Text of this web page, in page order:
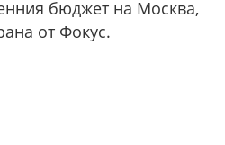
бюджет на Москва,
от Фокус.